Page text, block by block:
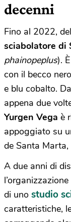
decenni
Fino al 2022,
sciabolatore di
phainopeplus).
con il becco
e blu cobalto.
appena due
Yurgen Vega è
appoggiato su
de Santa Marta,
A due anni di
di uno studio
caratteristiche,